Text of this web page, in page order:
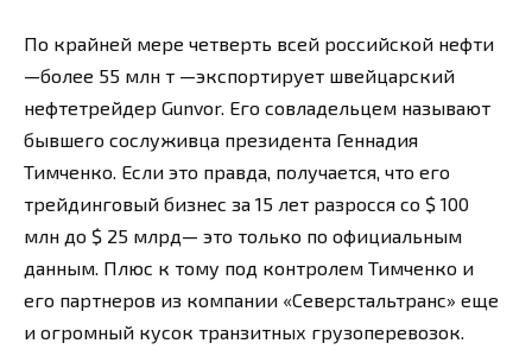
По крайней мере четверть всей российской нефти
—более 55 млн т —экспортирует швейцарский
нефтетрейдер Gunvor. Его совладельцем называют
бывшего сослуживца президента Геннадия
Тимченко. Если это правда, получается, что его
трейдинговый бизнес за 15 лет разросся со $ 100
млн до $ 25 млрд— это только по официальным
данным. Плюс к тому под контролем Тимченко и
его партнеров из компании «Северстальтранс» еще
и огромный кусок транзитных грузоперевозок.